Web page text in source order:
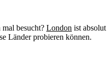
besucht? London ist absolut
Länder probieren können.